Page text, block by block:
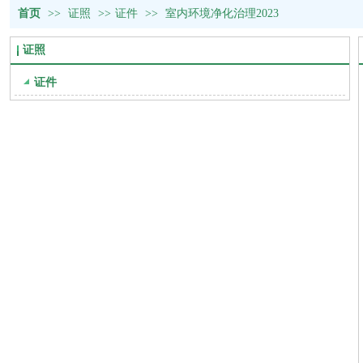
首页 >> 证照 >> 证件 >> 室内环境净化治理2023
证照
证件